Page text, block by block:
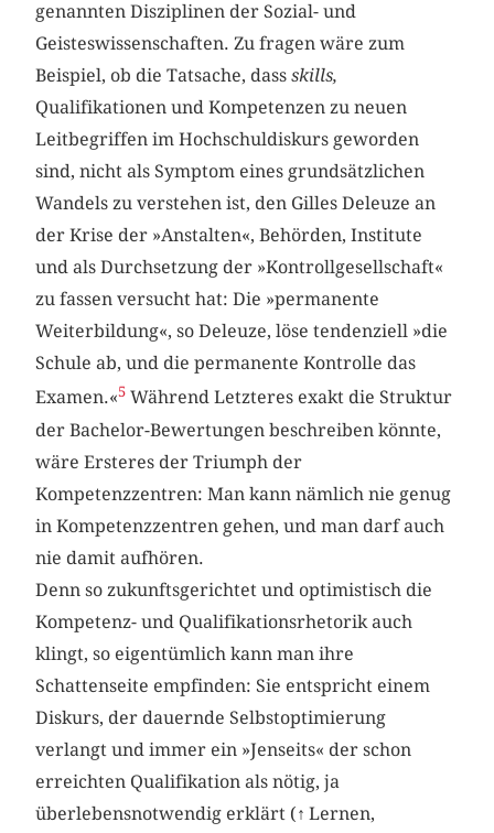
genannten Disziplinen der Sozial- und
Geisteswissenschaften. Zu fragen wäre zum
Beispiel, ob die Tatsache, dassskills,
Qualifikationen und Kompetenzen zu neuen
Leitbegriffen im Hochschuldiskurs geworden
sind, nicht als Symptom eines grundsätzlichen
Wandels zu verstehen ist, den Gilles Deleuze an
der Krise der »Anstalten«, Behörden, Institute
und als Durchsetzung der »Kontrollgesellschaft«
zu fassen versucht hat: Die »permanente
Weiterbildung«, so Deleuze, löse tendenziell »die
Schule ab, und die permanente Kontrolle das
Examen.«5 Während Letzteres exakt die Struktur
der Bachelor-Bewertungen beschreiben könnte,
wäre Ersteres der Triumph der
Kompetenzzentren: Man kann nämlich nie genug
in Kompetenzzentren gehen, und man darf auch
nie damit aufhören.
Denn so zukunftsgerichtet und optimistisch die
Kompetenz- und Qualifikationsrhetorik auch
klingt, so eigentümlich kann man ihre
Schattenseite empfinden: Sie entspricht einem
Diskurs, der dauernde Selbstoptimierung
verlangt und immer ein »Jenseits« der schon
erreichten Qualifikation als nötig, ja
überlebensnotwendig erklärt (↑Lernen,